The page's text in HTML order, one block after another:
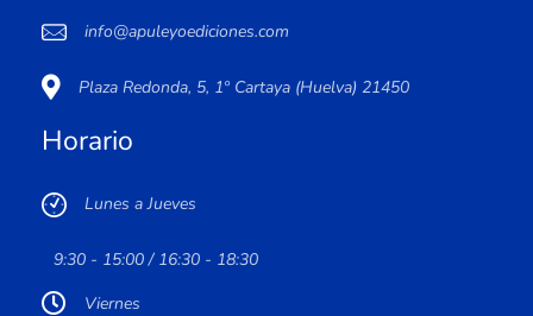
info@apuleyoediciones.com
Plaza Redonda, 5, 1º Cartaya (Huelva) 21450
Horario
Lunes a Jueves
9:30 - 15:00 / 16:30 - 18:30
Viernes